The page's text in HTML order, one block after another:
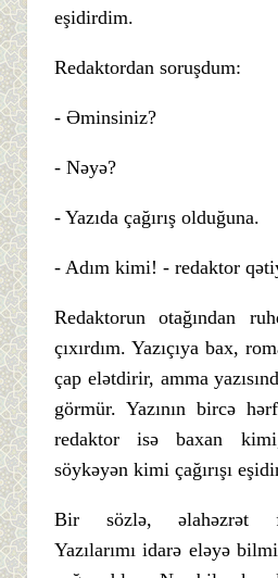
eşidirdim.
Redaktordan soruşdum:
- Əminsiniz?
- Nəyə?
- Yazıda çağırış olduğuna.
- Adım kimi! - redaktor
Redaktorun otağından
çıxırdım. Yazıçıya bax,
çap elətdirir, amma
görmür. Yazının bircə
redaktor isə baxan
söykəyən kimi çağırışı
Bir sözlə, əlahəzrət
Yazılarımı idarə eləyə